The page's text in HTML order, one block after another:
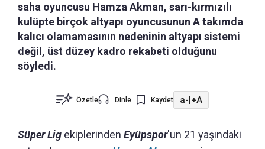
saha oyuncusu Hamza Akman, sarı-kırmızılı
kulüpte birçok altyapı oyuncusunun A takımda
kalıcı olamamasının nedeninin altyapı sistemi
değil, üst düzey kadro rekabeti olduğunu
söyledi.
Özetle Dinle Kaydet a-|+A
Süper Lig ekiplerinden Eyüpspor'un 21 yaşındaki